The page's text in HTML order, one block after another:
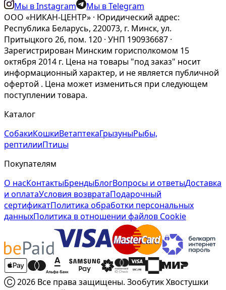
Мы в Instagram
Мы в Telegram
ООО «НИКАН-ЦЕНТР» · Юридический адрес:
Республика Беларусь, 220073, г. Минск, ул.
Притыцкого 26, пом. 120 · УНП 190936687 ·
Зарегистрирован Минским горисполкомом 15
октября 2014 г. Цена на товары "под заказ" носит
информационный характер, и не является публичной
офертой . Цена может измениться при следующем
поступлении товара.
Каталог
СобакиКошкиВетаптекаГрызуныРыбы,
рептилииПтицы
Покупателям
О насКонтактыБрендыБлогВопросы и ответыДоставка
и оплатаУсловия возвратаПодарочный
сертификатПолитика обработки персональных
данныхПолитика в отношении файлов Cookie
Ⓒ 2026 Все права защищены. Зообутик Хвостушки